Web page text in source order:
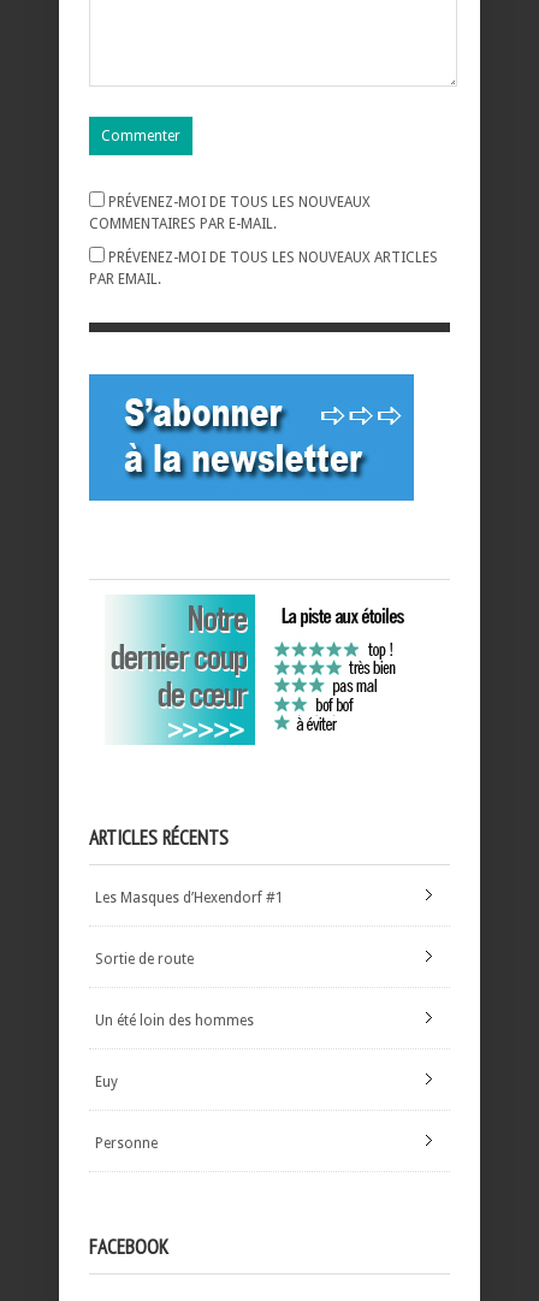
PRÉVENEZ-MOI DE TOUS LES NOUVEAUX
COMMENTAIRES PAR E-MAIL.
PRÉVENEZ-MOI DE TOUS LES NOUVEAUX ARTICLES
PAR EMAIL.
ARTICLES RÉCENTS
Les Masques d’Hexendorf #1
Sortie de route
Un été loin des hommes
Euy
Personne
FACEBOOK